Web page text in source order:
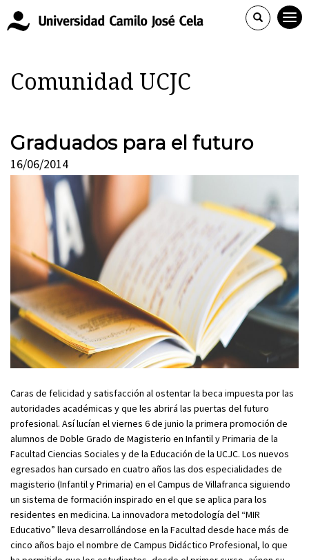
Comunidad UCJC
Graduados para el futuro
16/06/2014
Caras de felicidad y satisfacción al ostentar la beca impuesta por las
autoridades académicas y que les abrirá las puertas del futuro
profesional. Así lucían el viernes 6 de junio la primera promoción de
alumnos de Doble Grado de Magisterio en Infantil y Primaria de la
Facultad Ciencias Sociales y de la Educación de la UCJC. Los nuevos
egresados han cursado en cuatro años las dos especialidades de
magisterio (Infantil y Primaria) en el Campus de Villafranca siguiendo
un sistema de formación inspirado en el que se aplica para los
residentes en medicina. La innovadora metodología del “MIR
Educativo” lleva desarrollándose en la Facultad desde hace más de
cinco años bajo el nombre de Campus Didáctico Profesional, lo que